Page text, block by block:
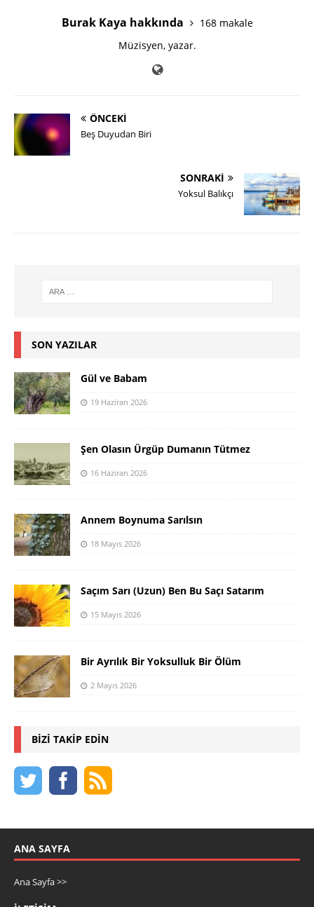
Burak Kaya hakkında
168 makale
Müzisyen, yazar.
ÖNCEKI
Beş Duyudan Biri
SONRAKI
Yoksul Balıkçı
SON YAZILAR
Gül ve Babam
19 Haziran 2026
Şen Olasın Ürgüp Dumanın Tütmez
16 Haziran 2026
Annem Boynuma Sarılsın
18 Mayıs 2026
Saçım Sarı (Uzun) Ben Bu Saçı Satarım
15 Mayıs 2026
Bir Ayrılık Bir Yoksulluk Bir Ölüm
2 Mayıs 2026
BIZI TAKIP EDIN
ANA SAYFA
Ana Sayfa >>